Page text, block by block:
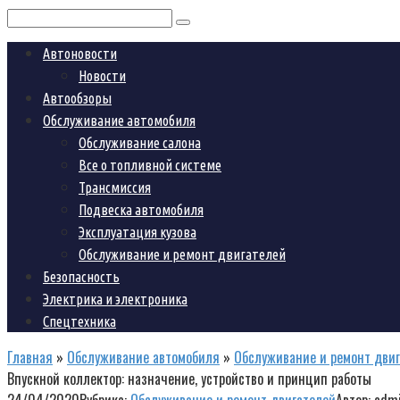
Поиск:
Автоновости
Новости
Автообзоры
Обслуживание автомобиля
Обслуживание салона
Все о топливной системе
Трансмиссия
Подвеска автомобиля
Эксплуатация кузова
Обслуживание и ремонт двигателей
Безопасность
Электрика и электроника
Спецтехника
Главная » Обслуживание автомобиля » Обслуживание и ремонт
Впускной коллектор: назначение, устройство и принцип работы